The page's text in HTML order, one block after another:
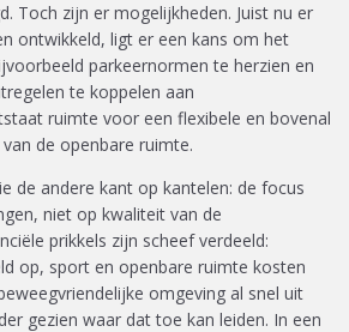
Toch zijn er mogelijkheden. Juist nu er
ontwikkeld, ligt er een kans om het
parkeernormen te herzien en
te koppelen aan
ruimte voor een flexibele en bovenal
de openbare ruimte.
de andere kant op kantelen: de focus
niet op kwaliteit van de
prikkels zijn scheef verdeeld:
op, sport en openbare ruimte kosten
omgeving al snel uit
gezien waar dat toe kan leiden. In een